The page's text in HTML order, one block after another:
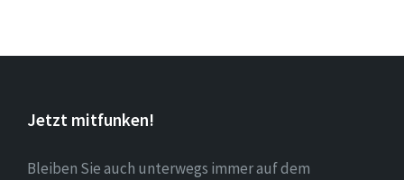
Jetzt mitfunken!
Bleiben Sie auch unterwegs immer auf dem